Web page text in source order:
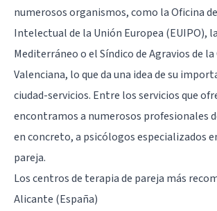
numerosos organismos, como la Oficina
Intelectual de la Unión Europea (EUIPO),
Mediterráneo o el Síndico de Agravios de
Valenciana, lo que da una idea de su
ciudad-servicios. Entre los servicios que
encontramos a numerosos profesionales
en concreto, a psicólogos especializados
pareja.
Los centros de terapia de pareja más
Alicante (España)